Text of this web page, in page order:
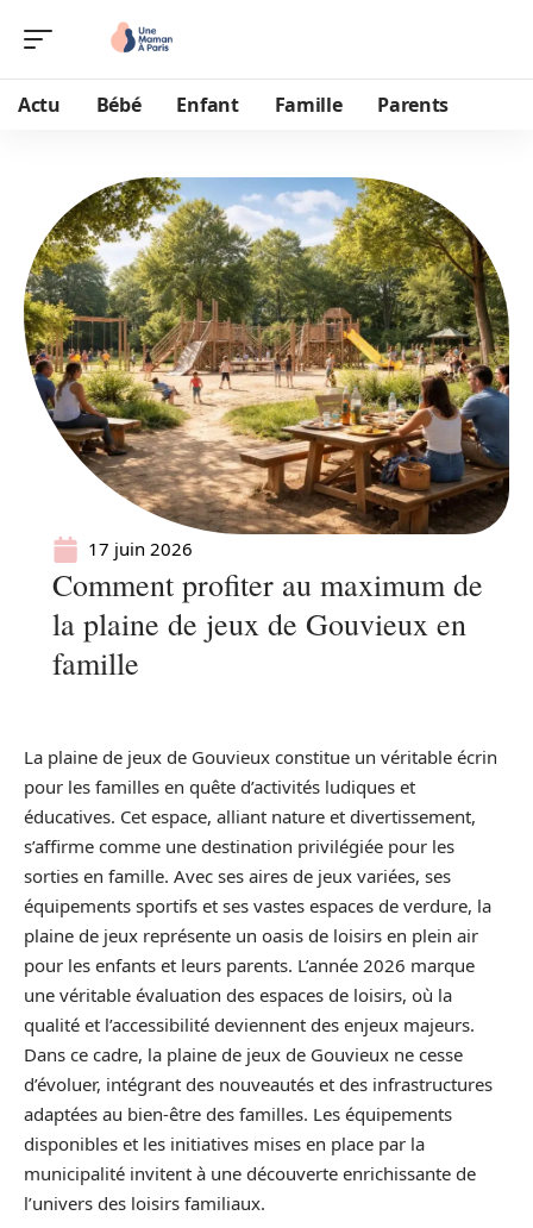
Actu Bébé Enfant Famille Parents
17 juin 2026
Comment profiter au maximum de
la plaine de jeux de Gouvieux en
famille
La plaine de jeux de Gouvieux constitue un véritable écrin
pour les familles en quête d’activités ludiques et
éducatives. Cet espace, alliant nature et divertissement,
s’affirme comme une destination privilégiée pour les
sorties en famille. Avec ses aires de jeux variées, ses
équipements sportifs et ses vastes espaces de verdure, la
plaine de jeux représente un oasis de loisirs en plein air
pour les enfants et leurs parents. L’année 2026 marque
une véritable évaluation des espaces de loisirs, où la
qualité et l’accessibilité deviennent des enjeux majeurs.
Dans ce cadre, la plaine de jeux de Gouvieux ne cesse
d’évoluer, intégrant des nouveautés et des infrastructures
adaptées au bien-être des familles. Les équipements
disponibles et les initiatives mises en place par la
municipalité invitent à une découverte enrichissante de
l’univers des loisirs familiaux.